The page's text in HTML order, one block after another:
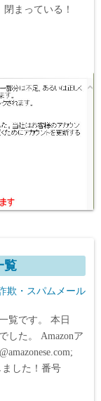
まっている！
覧
欺・スパムメール
覧です。 本日
した。 Amazonア
ました！番号